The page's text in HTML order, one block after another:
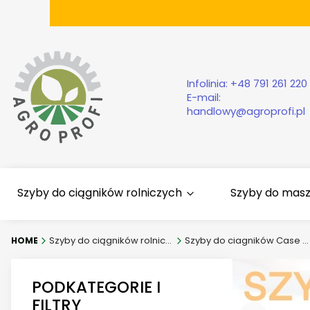
Infolinia: +48 791 261 220
E-mail:
handlowy@agroprofi.pl
Szyby do ciągników rolniczych Szyby do
Szyby do ciągników rolniczych Szyby do ciagników Case IH
PODKATEGORIE I
FILTRY